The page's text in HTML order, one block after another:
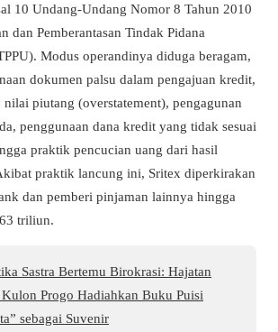
10 Undang-Undang Nomor 8 Tahun 2010
dan Pemberantasan Tindak Pidana
Modus operandinya diduga beragam,
dokumen palsu dalam pengajuan kredit,
piutang (overstatement), pengagunan
penggunaan dana kredit yang tidak sesuai
praktik pencucian uang dari hasil
praktik lancung ini, Sritex diperkirakan
dan pemberi pinjaman lainnya hingga
triliun.
Sastra Bertemu Birokrasi: Hajatan
Progo Hadiahkan Buku Puisi
sebagai Suvenir